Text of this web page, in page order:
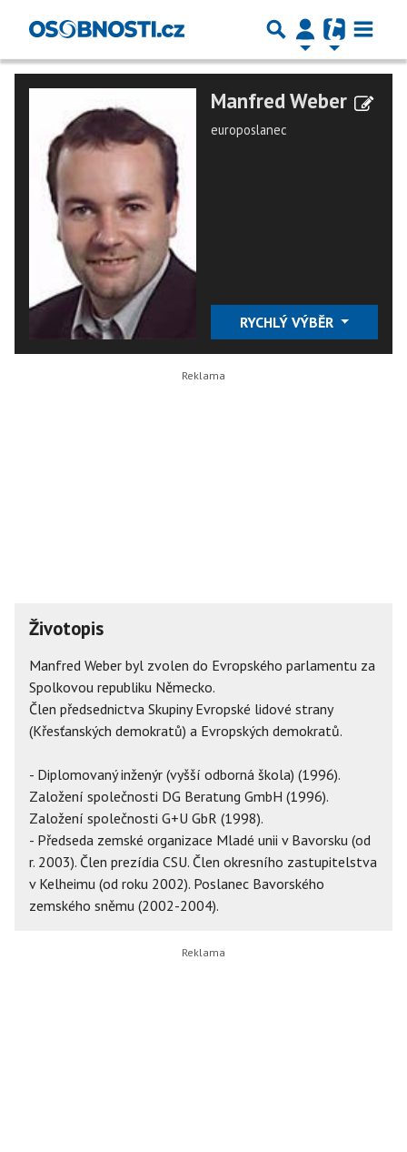
Manfred Weber
europoslanec
RYCHLÝ VÝBĚR
Životopis
Manfred Weber byl zvolen do Evropského parlamentu za
Spolkovou republiku Německo.
Člen předsednictva Skupiny Evropské lidové strany
(Křesťanských demokratů) a Evropských demokratů.
- Diplomovaný inženýr (vyšší odborná škola) (1996).
Založení společnosti DG Beratung GmbH (1996).
Založení společnosti G+U GbR (1998).
- Předseda zemské organizace Mladé unii v Bavorsku (od
r. 2003). Člen prezídia CSU. Člen okresního zastupitelstva
v Kelheimu (od roku 2002). Poslanec Bavorského
zemského sněmu (2002-2004).